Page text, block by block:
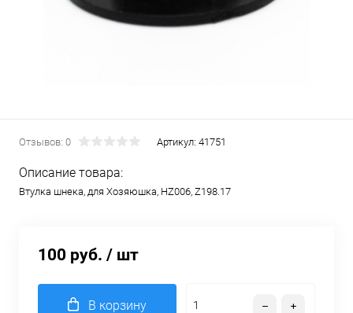
Отзывов: 0 Артикул: 41751
Описание товара:
Втулка шнека, для Хозяюшка, HZ006, Z198.17
100 руб. / шт
В корзину